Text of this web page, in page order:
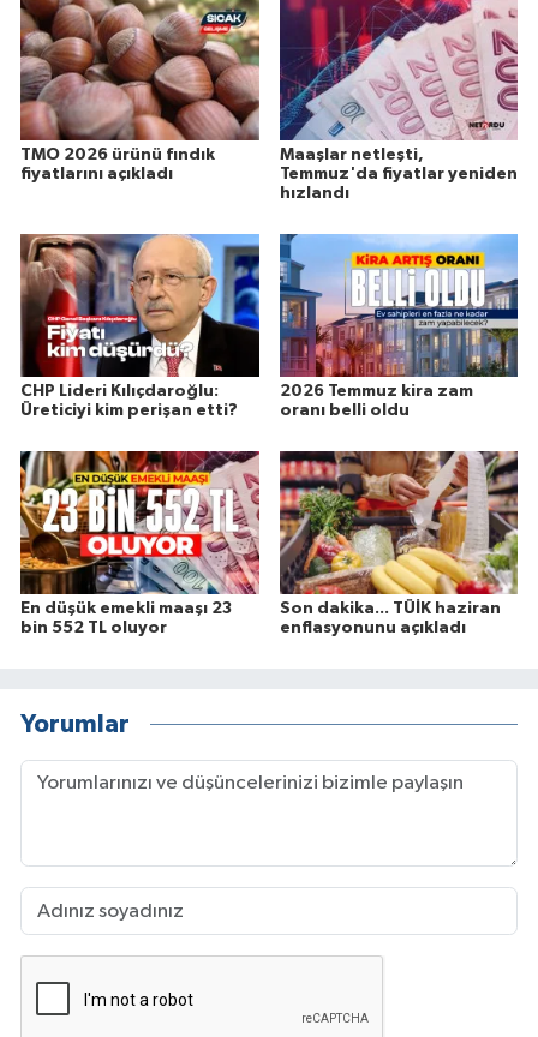
TMO 2026 ürünü fındık
fiyatlarını açıkladı
Maaşlar netleşti,
Temmuz'da fiyatlar yeniden
hızlandı
CHP Lideri Kılıçdaroğlu:
Üreticiyi kim perişan etti?
2026 Temmuz kira zam
oranı belli oldu
En düşük emekli maaşı 23
bin 552 TL oluyor
Son dakika... TÜİK haziran
enflasyonunu açıkladı
Yorumlar